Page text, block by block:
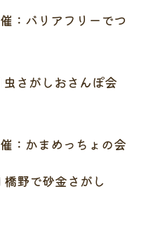
フリーでつ
虫さがしおさんぽ会
っちょの会
橋野で砂金さがし